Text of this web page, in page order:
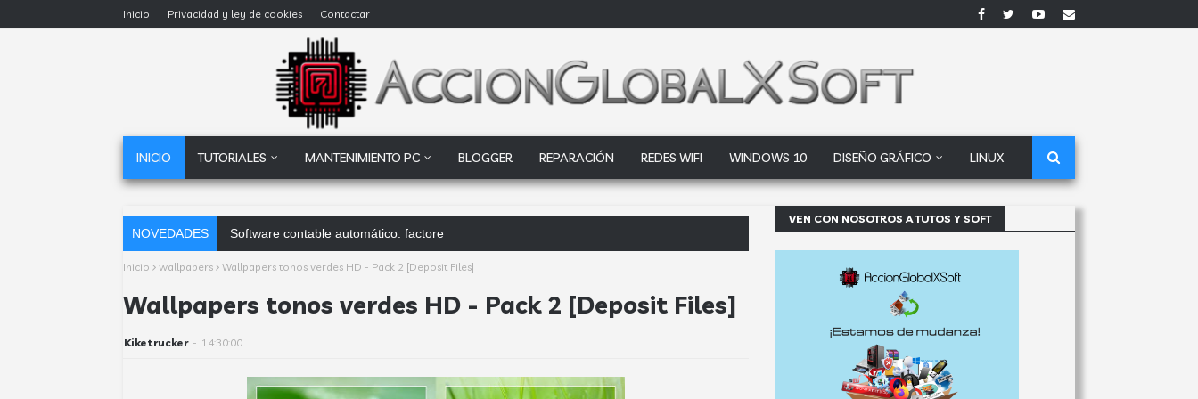
Inicio Privacidad y ley de cookies Contactar
INICIO TUTORIALES MANTENIMIENTO PC BLOGGER REPARACIÓN REDES WIFI WINDOWS 10 DISEÑO GRÁFICO LINUX
NOVEDADES Software contable automático: factores clave que debes analizar
Inicio wallpapers Wallpapers tonos verdes HD - Pack 2 [Deposit Files]
Wallpapers tonos verdes HD - Pack 2 [Deposit Files]
Kiketrucker - 14:30:00
VEN CON NOSOTROS A TUTOS Y SOFT